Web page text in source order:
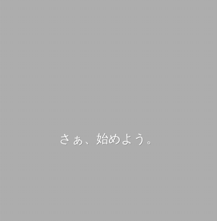
さぁ、始めよう。